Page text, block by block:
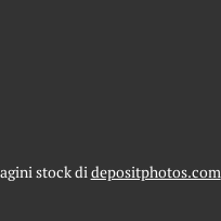
stock di depositphotos.com